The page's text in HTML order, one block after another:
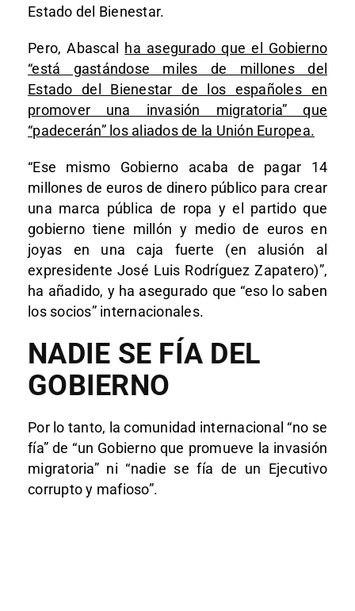
Estado del Bienestar.
Pero, Abascal ha asegurado que el Gobierno
“está gastándose miles de millones del
Estado del Bienestar de los españoles en
promover una invasión migratoria” que
“padecerán” los aliados de la Unión Europea.
“Ese mismo Gobierno acaba de pagar 14
millones de euros de dinero público para crear
una marca pública de ropa y el partido que
gobierno tiene millón y medio de euros en
joyas en una caja fuerte (en alusión al
expresidente José Luis Rodríguez Zapatero)”,
ha añadido, y ha asegurado que “eso lo saben
los socios” internacionales.
NADIE SE FÍA DEL
GOBIERNO
Por lo tanto, la comunidad internacional “no se
fía” de “un Gobierno que promueve la invasión
migratoria” ni “nadie se fía de un Ejecutivo
corrupto y mafioso”.